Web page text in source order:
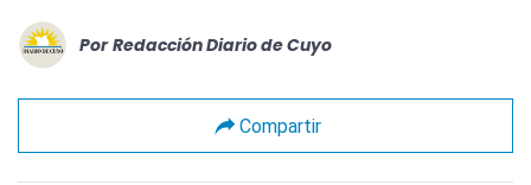
Por Redacción Diario de Cuyo
Compartir